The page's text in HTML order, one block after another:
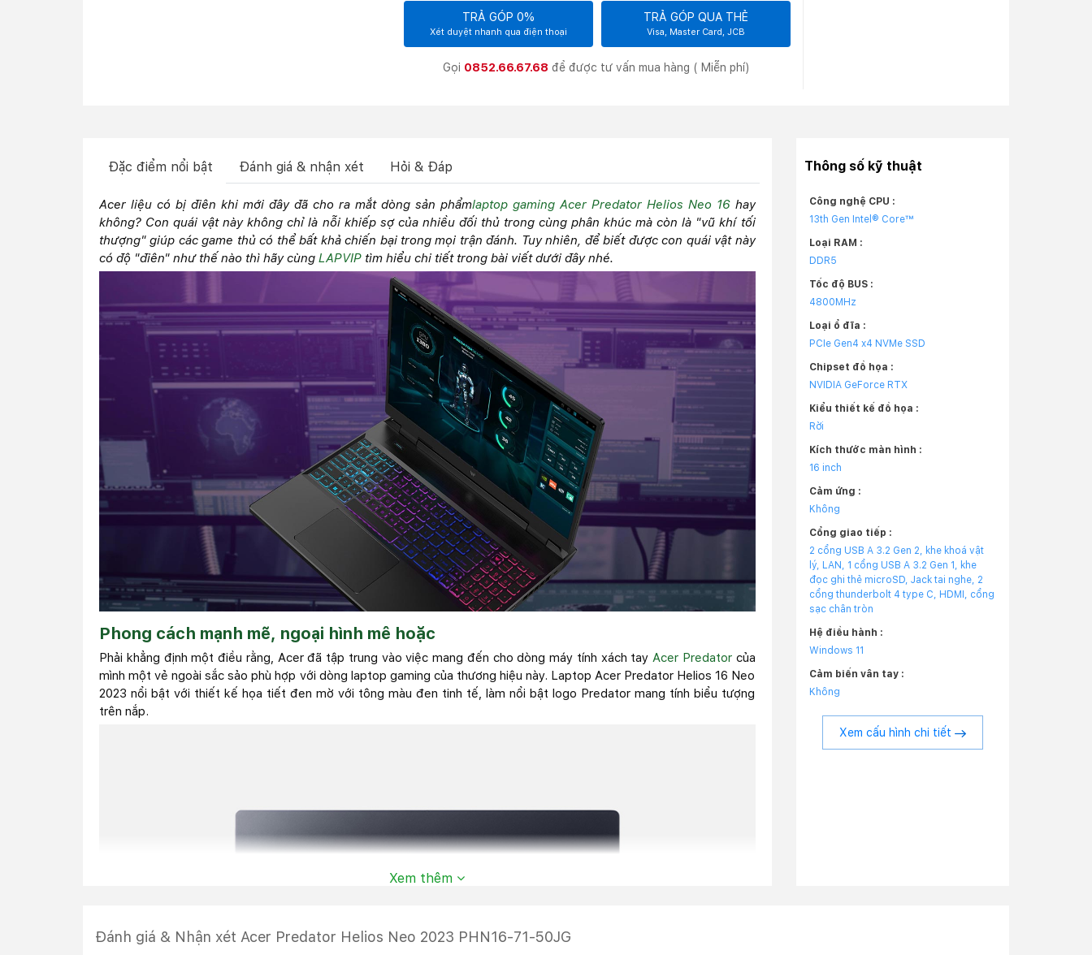
TRẢ GÓP 0%
Xét duyệt nhanh qua điện thoại
TRẢ GÓP QUA THẺ
Visa, Master Card, JCB
Gọi 0852.66.67.68 để được tư vấn mua hàng ( Miễn phí)
Đặc điểm nổi bật Đánh giá & nhận xét Hỏi & Đáp
Acer liệu có bị điên khi mới đây đã cho ra mắt dòng sản phẩmlaptop gaming Acer Predator Helios Neo 16hay
không? Con quái vật này không chỉ là nỗi khiếp sợ của nhiều đối thủ trong cùng phân khúc mà còn là "vũ khí tối
thượng" giúp các game thủ có thể bất khả chiến bại trong mọi trận đánh. Tuy nhiên, để biết được con quái vật này
có độ "điên" như thế nào thì hãy cùng LAPVIP tìm hiểu chi tiết trong bài viết dưới đây nhé.
Phong cách mạnh mẽ, ngoại hình mê hoặc
Phải khẳng định một điều rằng, Acer đã tập trung vào việc mang đến cho dòng máy tính xách tay Acer Predatorcủa
mình một vẻ ngoài sắc sảo phù hợp với dòng laptop gaming của thương hiệu này. Laptop Acer Predator Helios 16 Neo
2023 nổi bật với thiết kế họa tiết đen mờ với tông màu đen tinh tế, làm nổi bật logo Predator mang tính biểu tượng
trên nắp.
Xem thêm
Thông số kỹ thuật
Công nghệ CPU :
13th Gen Intel® Core™
Loại RAM :
DDR5
Tốc độ BUS :
4800MHz
Loại ổ đĩa :
PCIe Gen4 x4 NVMe SSD
Chipset đồ họa :
NVIDIA GeForce RTX
Kiểu thiết kế đồ họa :
Rời
Kích thước màn hình :
16 inch
Cảm ứng :
Không
Cổng giao tiếp :
2 cổng USB A 3.2 Gen 2, khe khoá vật
lý, LAN, 1 cổng USB A 3.2 Gen 1, khe
đọc ghi thẻ microSD, Jack tai nghe, 2
cổng thunderbolt 4 type C, HDMI, cổng
sạc chân tròn
Hệ điều hành :
Windows 11
Cảm biến vân tay :
Không
Xem cấu hình chi tiết
Đánh giá & Nhận xét Acer Predator Helios Neo 2023 PHN16-71-50JG